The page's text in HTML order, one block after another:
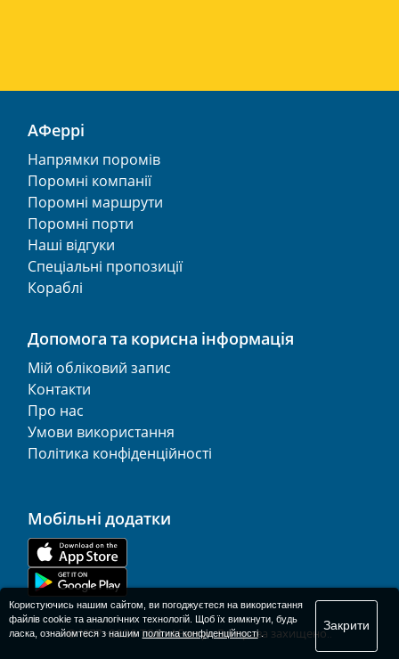
АФеррі
Напрямки поромів
Поромні компанії
Поромні маршрути
Поромні порти
Наші відгуки
Спеціальні пропозиції
Кораблі
Допомога та корисна інформація
Мій обліковий запис
Контакти
Про нас
Умови використання
Політика конфіденційності
Мобільні додатки
© 1977-2026ТОВ «AFerry». Всі права захищено..
Користуючись нашим сайтом, ви погоджуєтеся на використання
файлів cookie та аналогічних технологій. Щоб їх вимкнути, будь
ласка, ознайомтеся з нашимполітика конфіденційності.
Закрити